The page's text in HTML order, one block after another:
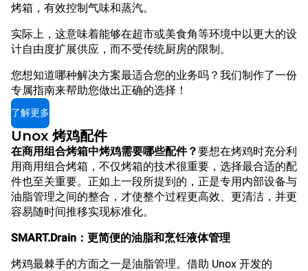
烤箱，有效控制气味和蒸汽。
实际上，这意味着能够在超市或美食角等环境中以更大的设
计自由度扩展供应，而不受传统厨房的限制。
您想知道哪种解决方案最适合您的业务吗？我们制作了一份
专属指南来帮助您做出正确的选择！
了解更多
Unox 烤鸡配件
在商用组合烤箱中烤鸡需要哪些配件？要想在烤鸡时充分利
用商用组合烤箱，不仅烤箱的技术很重要，选择最合适的配
件也至关重要。正如上一段所提到的，正是专用内部设备与
油脂管理之间的整合，才使整个过程更高效、更清洁，并更
容易随时间推移实现标准化。
SMART.Drain：更简便的油脂和烹饪液体管理
烤鸡最棘手的方面之一是油脂管理。借助 Unox 开发的